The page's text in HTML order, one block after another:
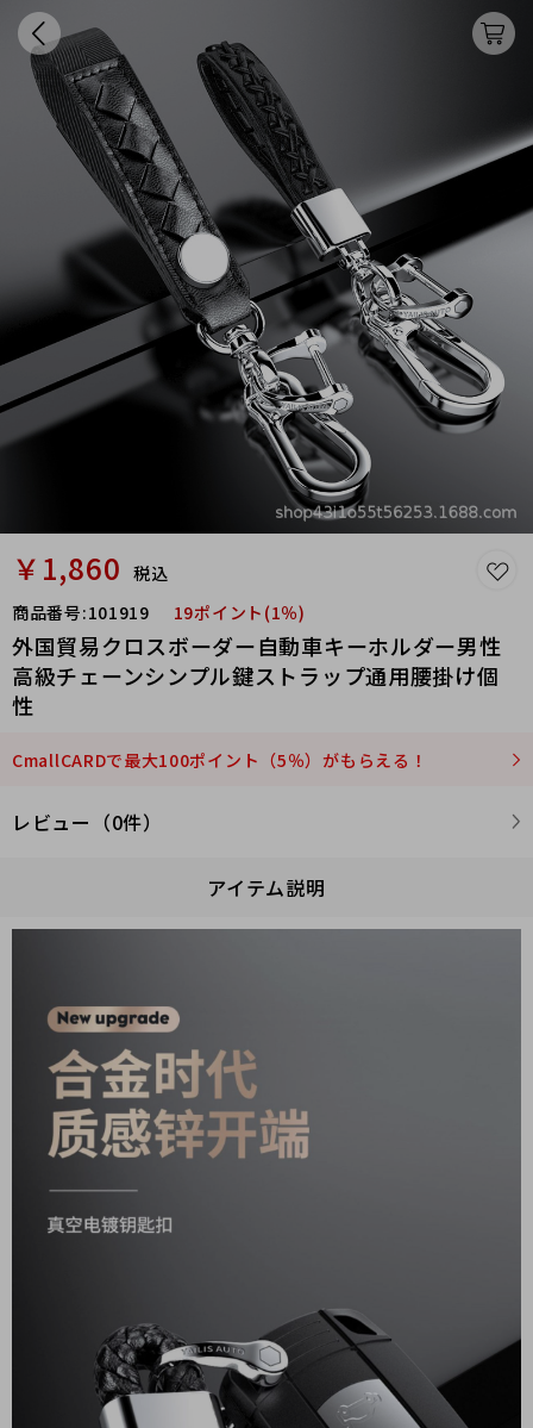
￥1,860 税込
商品番号:101919 19ポイント(1％)
外国貿易クロスボーダー自動車キーホルダー男性
高級チェーンシンプル鍵ストラップ通用腰掛け個
性
CmallCARDで最大100ポイント（5％）がもらえる！
レビュー（0件）
アイテム説明